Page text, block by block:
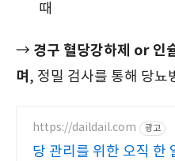
때
→ 경구 혈당강하제 or 인
며 , 정밀 검사를 통해 당뇨
https://daildail.com 광고
당 관리를 위한 오직 한